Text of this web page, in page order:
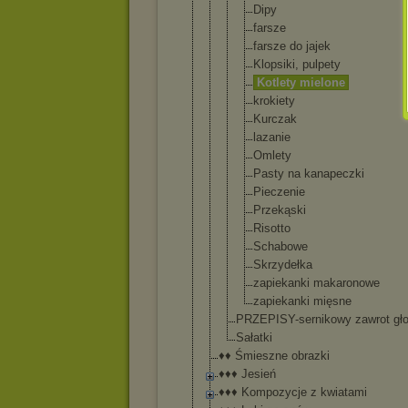
Dipy
farsze
farsze do jajek
Klopsiki, pulpety
Kotlety mielone
krokiety
Kurczak
lazanie
Omlety
Pasty na kanapecz ki
Pieczenie
Przekąski
Risotto
Schabowe
Skrzydełka
zapiekanki makaronowe
zapiekanki mięsne
PRZEPISY-sernikowy zawrot
Sałatki
♦♦ Śmieszne obrazki
♦♦♦ Jesień
♦♦♦ Kompozycje z kwiatami